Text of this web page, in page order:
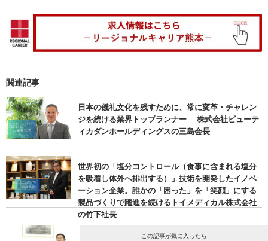
関連記事
日本の儀礼文化を残すために、常に変革・チャレン
ジを続ける業界トップランナー 株式会社ビューテ
ィカダンホールディングスの三島会長
世界初の「塩分コントロール（食事に含まれる塩分
を吸着し体外へ排出する）」技術を開発したイノベ
ーション企業。誰かの「困った」を「笑顔」にする
製品づくりで躍進を続けるトイメディカル株式会社
の竹下社長
この記事が気に入ったら